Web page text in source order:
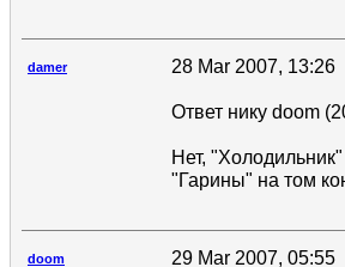
damer 28 Mar 2007, 13:26
Ответ нику doom
Нет,
"Гарины" на том
doom 29 Mar 2007, 05:55